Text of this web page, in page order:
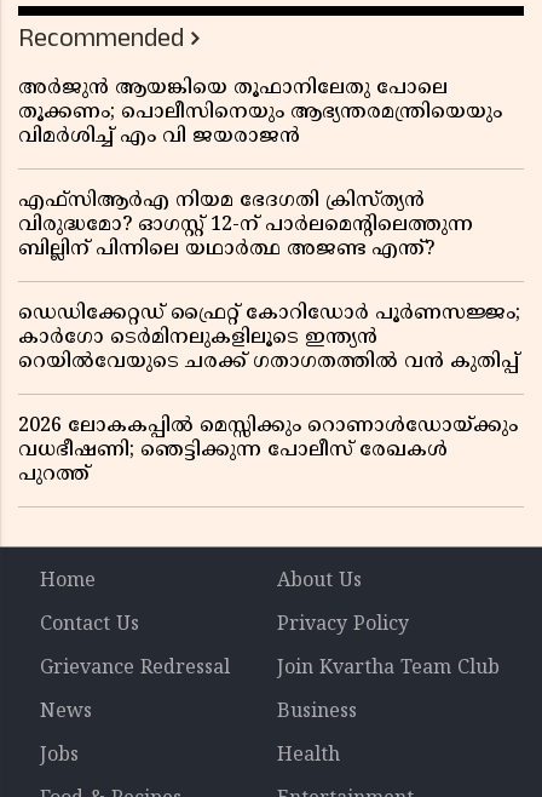
Recommended
അർജുൻ ആയങ്കിയെ തൂഫാനിലേതു പോലെ
തൂക്കണം; പൊലീസിനെയും ആഭ്യന്തരമന്ത്രിയെയും
വിമർശിച്ച് എം വി ജയരാജൻ
എഫ്സിആർഎ നിയമ ഭേദഗതി ക്രിസ്ത്യൻ
വിരുദ്ധമോ? ഓഗസ്റ്റ് 12-ന് പാർലമെന്റിലെത്തുന്ന
ബില്ലിന് പിന്നിലെ യഥാർത്ഥ അജണ്ട എന്ത്?
ഡെഡിക്കേറ്റഡ് ഫ്രൈറ്റ് കോറിഡോർ പൂർണസജ്ജം;
കാർഗോ ടെർമിനലുകളിലൂടെ ഇന്ത്യൻ
റെയിൽവേയുടെ ചരക്ക് ഗതാഗതത്തിൽ വൻ കുതിപ്പ്
2026 ലോകകപ്പിൽ മെസ്സിക്കും റൊണാൾഡോയ്ക്കും
വധഭീഷണി; ഞെട്ടിക്കുന്ന പോലീസ് രേഖകൾ
പുറത്ത്
Home
About Us
Contact Us
Privacy Policy
Grievance Redressal
Join Kvartha Team Club
News
Business
Jobs
Health